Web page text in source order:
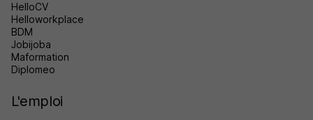
HelloCV
Helloworkplace
BDM
Jobijoba
Maformation
Diplomeo
L'emploi